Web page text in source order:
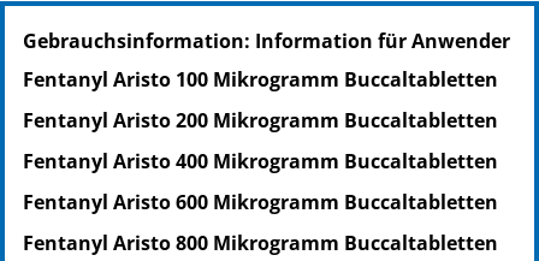
PZN: 15820950
PPN: 111582095049
Gebrauchsinformation: Information für Anwender
Fentanyl Aristo 100 Mikrogramm Buccaltabletten
Fentanyl Aristo 200 Mikrogramm Buccaltabletten
Fentanyl Aristo 400 Mikrogramm Buccaltabletten
Fentanyl Aristo 600 Mikrogramm Buccaltabletten
Fentanyl Aristo 800 Mikrogramm Buccaltabletten